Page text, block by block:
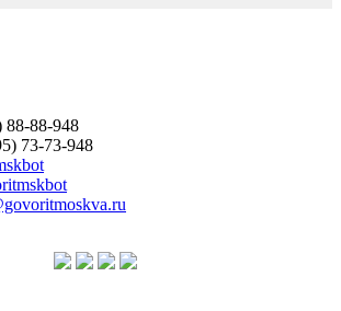
88-88-948
73-73-948